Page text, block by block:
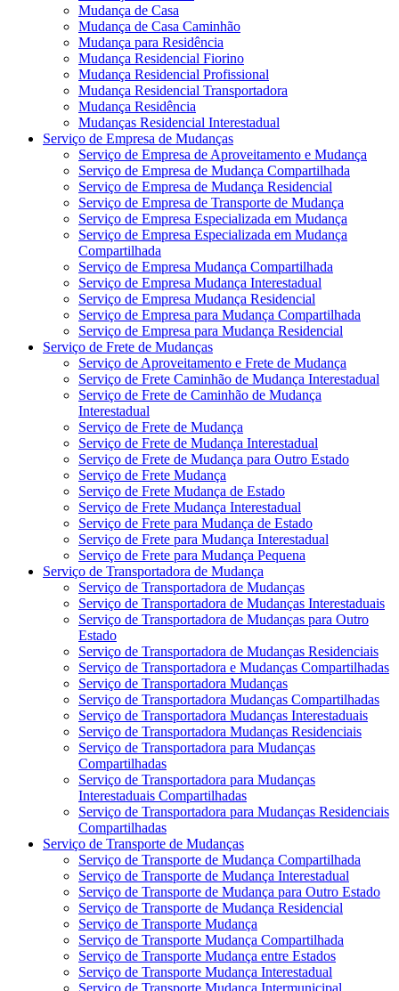
Mudança de Casa
Mudança de Casa Caminhão
Mudança para Residência
Mudança Residencial Fiorino
Mudança Residencial Profissional
Mudança Residencial Transportadora
Mudança Residência
Mudanças Residencial Interestadual
Serviço de Empresa de Mudanças
Serviço de Empresa de Aproveitamento e Mudança
Serviço de Empresa de Mudança Compartilhada
Serviço de Empresa de Mudança Residencial
Serviço de Empresa de Transporte de Mudança
Serviço de Empresa Especializada em Mudança
Serviço de Empresa Especializada em Mudança
Compartilhada
Serviço de Empresa Mudança Compartilhada
Serviço de Empresa Mudança Interestadual
Serviço de Empresa Mudança Residencial
Serviço de Empresa para Mudança Compartilhada
Serviço de Empresa para Mudança Residencial
Serviço de Frete de Mudanças
Serviço de Aproveitamento e Frete de Mudança
Serviço de Frete Caminhão de Mudança Interestadual
Serviço de Frete de Caminhão de Mudança
Interestadual
Serviço de Frete de Mudança
Serviço de Frete de Mudança Interestadual
Serviço de Frete de Mudança para Outro Estado
Serviço de Frete Mudança
Serviço de Frete Mudança de Estado
Serviço de Frete Mudança Interestadual
Serviço de Frete para Mudança de Estado
Serviço de Frete para Mudança Interestadual
Serviço de Frete para Mudança Pequena
Serviço de Transportadora de Mudança
Serviço de Transportadora de Mudanças
Serviço de Transportadora de Mudanças Interestaduais
Serviço de Transportadora de Mudanças para Outro
Estado
Serviço de Transportadora de Mudanças Residenciais
Serviço de Transportadora e Mudanças Compartilhadas
Serviço de Transportadora Mudanças
Serviço de Transportadora Mudanças Compartilhadas
Serviço de Transportadora Mudanças Interestaduais
Serviço de Transportadora Mudanças Residenciais
Serviço de Transportadora para Mudanças
Compartilhadas
Serviço de Transportadora para Mudanças
Interestaduais Compartilhadas
Serviço de Transportadora para Mudanças Residenciais
Compartilhadas
Serviço de Transporte de Mudanças
Serviço de Transporte de Mudança Compartilhada
Serviço de Transporte de Mudança Interestadual
Serviço de Transporte de Mudança para Outro Estado
Serviço de Transporte de Mudança Residencial
Serviço de Transporte Mudança
Serviço de Transporte Mudança Compartilhada
Serviço de Transporte Mudança entre Estados
Serviço de Transporte Mudança Interestadual
Serviço de Transporte Mudança Intermunicipal